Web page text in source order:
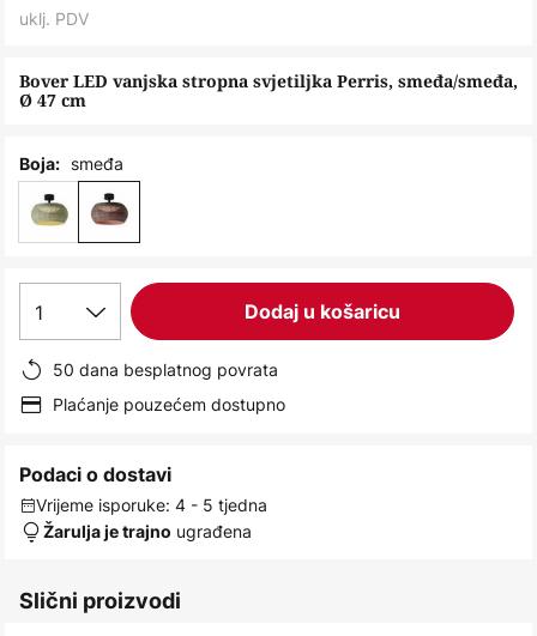
the
of
the
gallery
Bover LED vanjska stropna svjetiljka Perris, smeđa/smeđa,
Ø 47 cm
uklj. PDV
Boja: smeđa
1 Dodaj u košaricu
50 dana besplatnog povrata
Plaćanje pouzećem dostupno
Podaci o dostavi
Vrijeme isporuke: 4 - 5 tjedna
Žarulja je trajno ugrađena
Slični proizvodi